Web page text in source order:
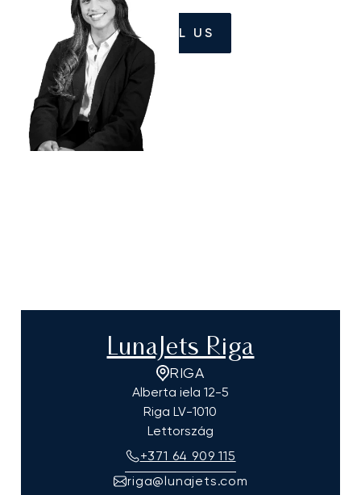
CALL US
LunaJets Riga
RIGA
Alberta iela 12-5
Riga LV-1010
Lettország
+371 64 909 115
riga@lunajets.com